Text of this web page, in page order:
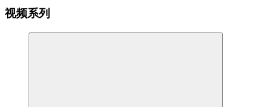
视频系列